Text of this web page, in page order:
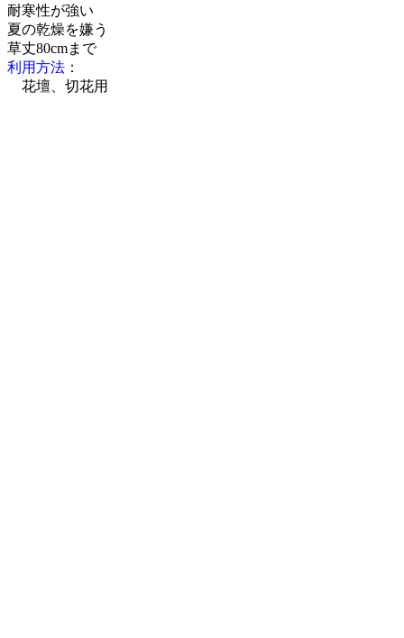
耐寒性が強い
夏の乾燥を嫌う
草丈80cmまで
利用方法 ：
花壇、切花用